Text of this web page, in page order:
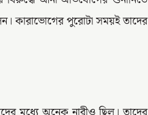
কারাভোগের পুরোটা সময়ই তাদের